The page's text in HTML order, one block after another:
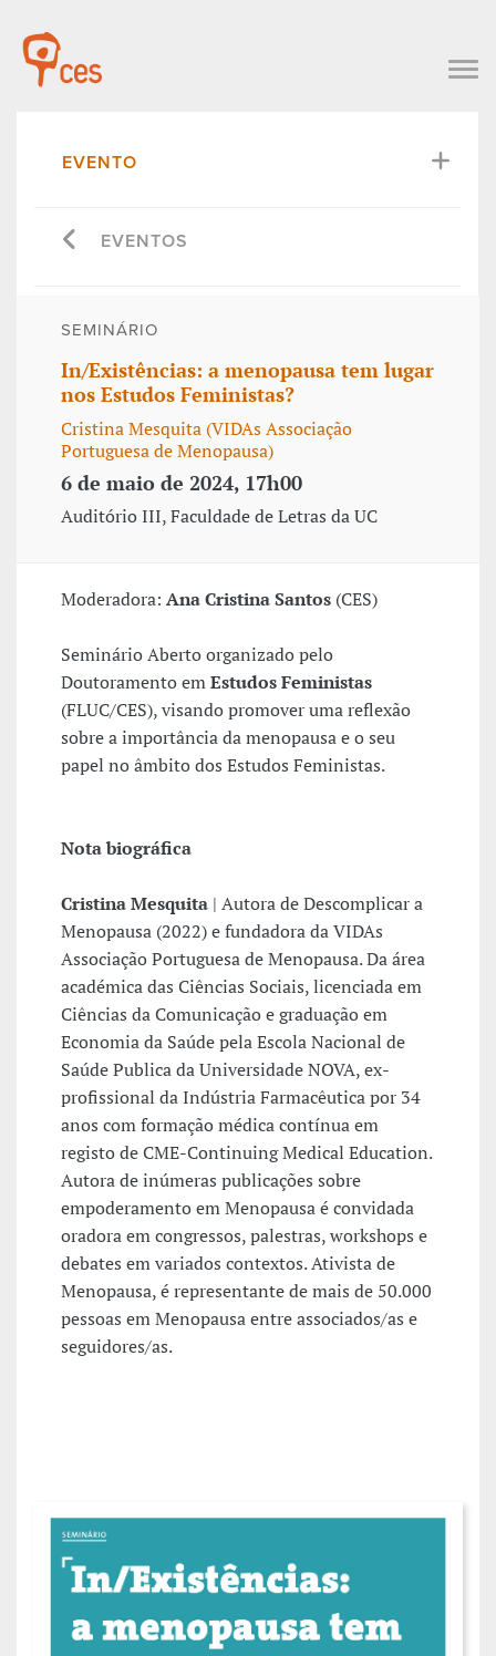
EVENTO
EVENTOS
SEMINÁRIO
In/Existências: a menopausa tem lugar
nos Estudos Feministas?
Cristina Mesquita (VIDAs Associação
Portuguesa de Menopausa)
6 de maio de 2024, 17h00
Auditório III, Faculdade de Letras da UC
Moderadora: Ana Cristina Santos (CES)
Seminário Aberto organizado pelo
Doutoramento emEstudos Feministas
(FLUC/CES), visando promover uma reflexão
sobre a importância da menopausa e o seu
papel no âmbito dos Estudos Feministas.
Nota biográfica
Cristina Mesquita | Autora de Descomplicar a
Menopausa (2022) e fundadora da VIDAs
Associação Portuguesa de Menopausa. Da área
académica das Ciências Sociais, licenciada em
Ciências da Comunicação e graduação em
Economia da Saúde pela Escola Nacional de
Saúde Publica da Universidade NOVA, ex-
profissional da Indústria Farmacêutica por 34
anos com formação médica contínua em
registo de CME-Continuing Medical Education.
Autora de inúmeras publicações sobre
empoderamento em Menopausa é convidada
oradora em congressos, palestras, workshops e
debates em variados contextos. Ativista de
Menopausa, é representante de mais de 50.000
pessoas em Menopausa entre associados/as e
seguidores/as.